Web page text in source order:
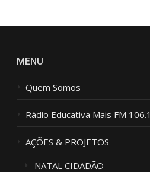
MENU
Quem Somos
Rádio Educativa Mais FM 106.1
AÇÕES & PROJETOS
NATAL CIDADÃO